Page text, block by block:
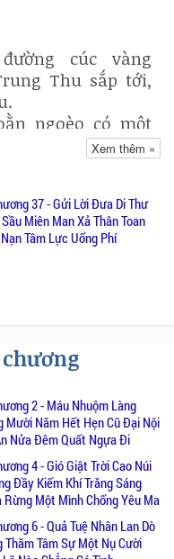
cúc vàng
Thu sắp tới,
ngoèo có một
tay cầm chiếc tẩu
thuốc.
cối rườm rà, mấy
bật hơn, gió núi
đưa.
nhân nho sĩ,
miền Hà Nam
họ Phùng tên là
Anh Kỳ cưới
Luyện Hà, năm
đôi bé gái, hôm
chúng, ông ta
“Trảo châu” là
trong ngày tròn
mẹ bày tất cả lễ
Xem thêm »
37 - Gửi Lời Đưa Di Thư
Miên Man Xả Thân Toan
Tâm Lực Uổng Phí
2 - Máu Nhuộm Làng
Mười Năm Hết Hẹn Cũ Đại Nội
Nửa Đêm Quất Ngựa Đi
4 - Gió Giật Trời Cao Núi
Đầy Kiếm Khí Trăng Sáng
Rừng Một Mình Chống Yêu Ma
6 - Quả Tuệ Nhân Lan Dò
Thăm Tâm Sự Một Nụ Cười